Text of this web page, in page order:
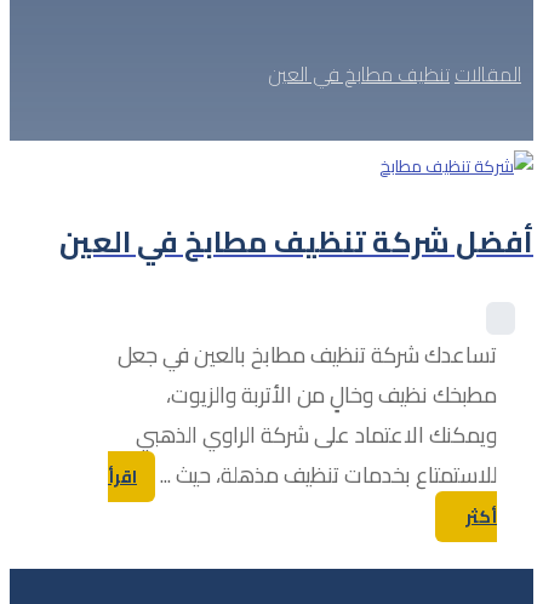
المقالاتتنظيف مطابخ في العين
أفضل شركة تنظيف مطابخ في العين
تساعدك شركة تنظيف مطابخ بالعين في جعل
مطبخك نظيف وخالٍ من الأتربة والزيوت،
ويمكنك الاعتماد على شركة الراوي الذهبي
للاستمتاع بخدمات تنظيف مذهلة، حيث ...
اقرأ
أكثر